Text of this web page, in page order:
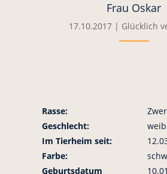
Frau Oskar
17.10.2017| Glücklich
Rasse:
Geschlecht:
Im Tierheim seit:
Farbe:
Geburtsdatum